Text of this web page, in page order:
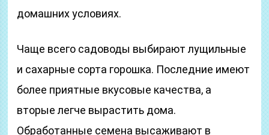
домашних условиях.
Чаще всего садоводы выбирают лущильные
и сахарные сорта горошка. Последние имеют
более приятные вкусовые качества, а
вторые легче вырастить дома.
Обработанные семена высаживают в